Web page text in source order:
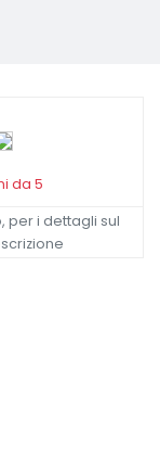
da 5
per i dettagli sul